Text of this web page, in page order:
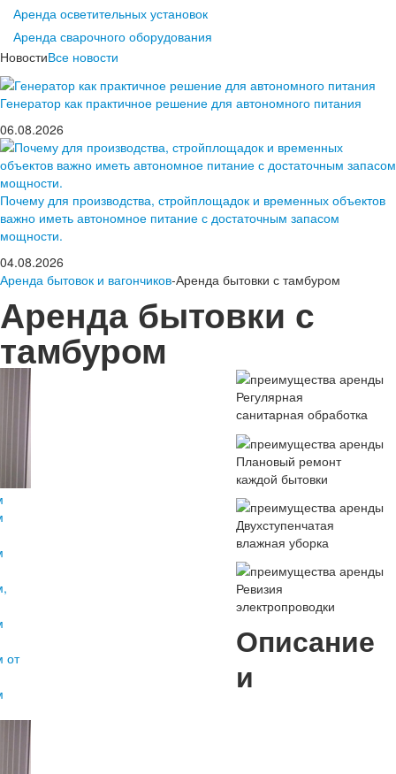
Аренда осветительных установок
Аренда сварочного оборудования
НовостиВсе новости
Генератор как практичное решение для автономного питания
06.08.2026
Почему для производства, стройплощадок и временных объектов
важно иметь автономное питание с достаточным запасом
мощности.
04.08.2026
Аренда бытовок и вагончиков-Аренда бытовки с тамбуром
Аренда бытовки с
тамбуром
Регулярная
санитарная обработка
Плановый ремонт
каждой бытовки
Двухступенчатая
влажная уборка
Ревизия
электропроводки
Описание
и